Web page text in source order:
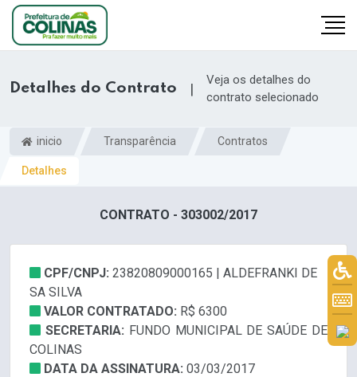
Detalhes do Contrato |
Veja os detalhes do
contrato selecionado
inicio Transparência Contratos
Detalhes
CONTRATO - 303002/2017
CPF/CNPJ: 23820809000165 | ALDEFRANKI DE
SA SILVA
VALOR CONTRATADO: R$ 6300
SECRETARIA: FUNDO MUNICIPAL DE SAÚDE DE
COLINAS
DATA DA ASSINATURA: 03/03/2017